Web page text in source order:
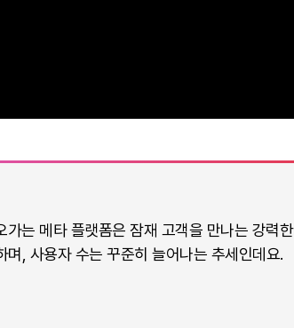
는 메타 플랫폼은 잠재 고객을 만나는 강력한
, 사용자 수는 꾸준히 늘어나는 추세인데요.